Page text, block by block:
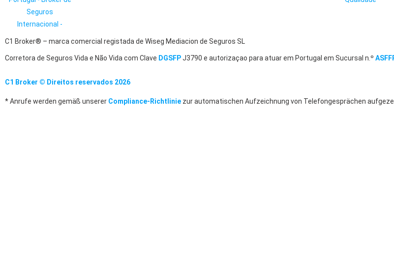
C1 Broker® – marca comercial registada de Wiseg Mediacion de Seguros SL
Corretora de Seguros Vida e Não Vida com Clave DGSFPJ3790 e autorizaçao para atuar em Portugal em Sucursal n.º
C1 Broker © Direitos reservados 2026
* Anrufe werden gemäß unserer Compliance-Richtlinie zur automatischen Aufzeichnung von Telefongesprächen